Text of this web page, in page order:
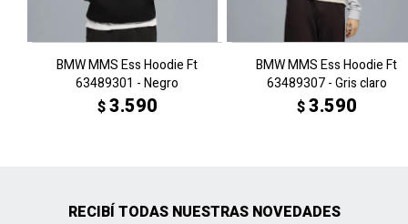
BMW MMS Ess Hoodie Ft
63489301 - Negro
$3.590
BMW MMS Ess Hoodie Ft
63489307 - Gris claro
$3.590
RECIBÍ TODAS NUESTRAS NOVEDADES